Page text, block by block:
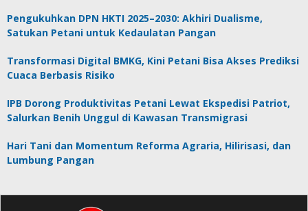
Pengukuhkan DPN HKTI 2025–2030: Akhiri Dualisme,
Satukan Petani untuk Kedaulatan Pangan
Transformasi Digital BMKG, Kini Petani Bisa Akses Prediksi
Cuaca Berbasis Risiko
IPB Dorong Produktivitas Petani Lewat Ekspedisi Patriot,
Salurkan Benih Unggul di Kawasan Transmigrasi
Hari Tani dan Momentum Reforma Agraria, Hilirisasi, dan
Lumbung Pangan